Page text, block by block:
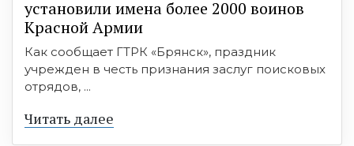
установили имена более 2000 воинов
Красной Армии
Как сообщает ГТРК «Брянск», праздник
учрежден в честь признания заслуг поисковых
отрядов, ...
Читать далее